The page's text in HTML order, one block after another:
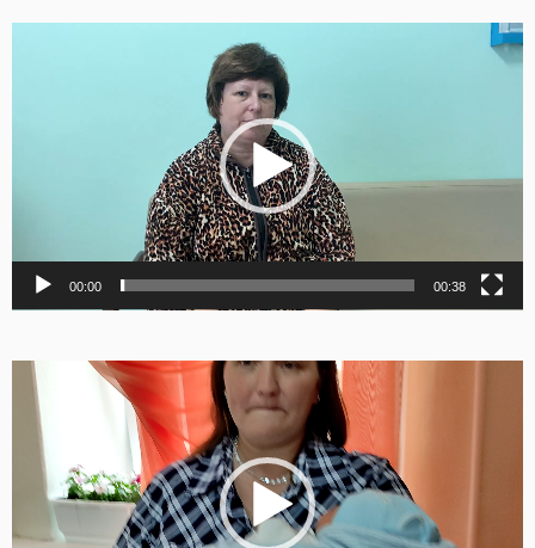
00:00 00:38
Видеоплеер